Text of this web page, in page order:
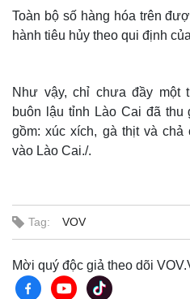
Thế giới
Quan sát
Cuộc sống đó đây
Hồ sơ
Toàn bộ số hàng hóa trên
hành tiêu hủy theo qui định
Như vậy, chỉ chưa đầy một
buôn lậu tỉnh Lào Cai đã
gồm: xúc xích, gà thịt và
vào Lào Cai./.
Tag: VOV
Mời quý độc giả theo dõi